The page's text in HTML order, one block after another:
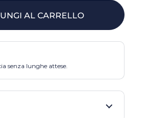
AL CARRELLO
senza lunghe attese.